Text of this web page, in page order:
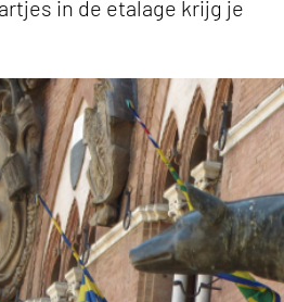
in de etalage krijg je